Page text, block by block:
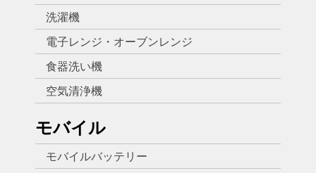
洗濯機
電子レンジ・オーブンレンジ
食器洗い機
空気清浄機
モバイル
モバイルバッテリー